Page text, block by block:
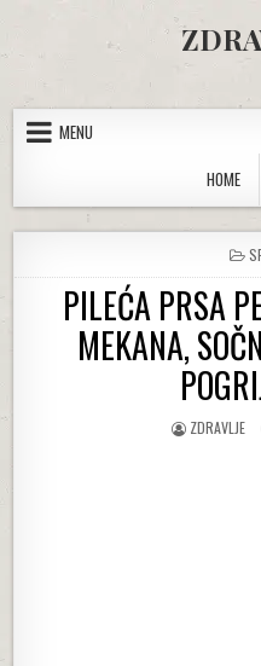
MENU
HOME
PILEĆA PRSA
MEKANA,
AUTHOR:
ZDRAVLJE